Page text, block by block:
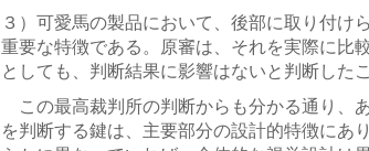
３）可愛馬の製品において、後部に取り付
重要な特徴である。原審は、それを実際に比
としても、判断結果に影響はないと判断した
この最高裁判所の判断からも分かる通り、
を判断する鍵は、主要部分の設計的特徴にあ